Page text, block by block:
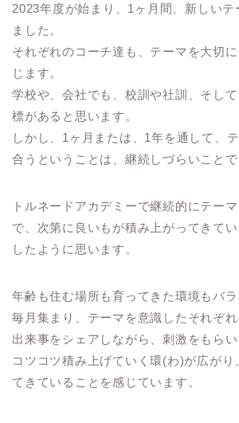
2023年度が始まり、1ヶ月間、新しい
ました。
それぞれのコーチ達も、テーマを大切
じます。
学校や、会社でも、校訓や社訓、そし
標があると思います。
しかし、1ヶ月または、1年を通して、
合うということは、継続しづらいことで
トルネードアカデミーで継続的にテー
で、次第に良いもが積み上がってきて
したように思います。
年齢も住む場所も育ってきた環境もバ
毎月集まり、テーマを意識したそれぞ
出来事をシェアしながら、刺激をもらい
コツコツ積み上げていく環(わ)が広がり
てきていることを感じています。